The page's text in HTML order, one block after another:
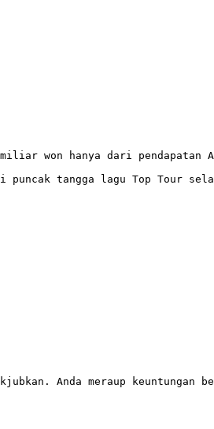
won hanya dari pendapatan
puncak tangga lagu Top Tour
Anda meraup keuntungan